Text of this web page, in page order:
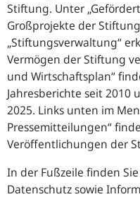
Stiftung. Unter
Großprojekte der
„Stiftungsverwaltung“
Vermögen der Stiftung
und Wirtschaftsplan“
Jahresberichte seit 2010
2025. Links unten im
Pressemitteilungen“
Veröffentlichungen der
In der Fußzeile finden
Datenschutz sowie